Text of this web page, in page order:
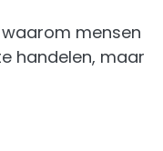
waarom mensen
handelen, maar